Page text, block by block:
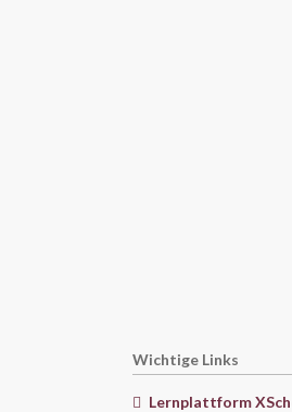
Wichtige Links
Lernplattform